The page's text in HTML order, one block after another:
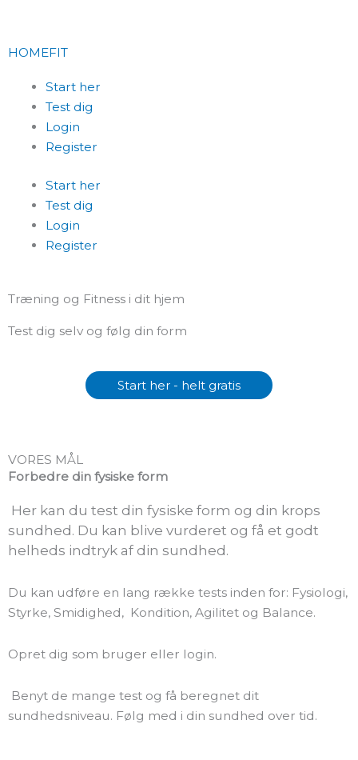
content
HOMEFIT
Start her
Test dig
Login
Register
Start her
Test dig
Login
Register
Træning og Fitness i dit hjem
Test dig selv og følg din form
Start her - helt gratis
VORES MÅL
Forbedre din fysiske form
Her kan du test din fysiske form og din krops
sundhed. Du kan blive vurderet og få et godt
helheds indtryk af din sundhed.
Du kan udføre en lang række tests inden for: Fysiologi,
Styrke, Smidighed, Kondition, Agilitet og Balance.
Opret dig som bruger eller login.
Benyt de mange test og få beregnet dit
sundhedsniveau. Følg med i din sundhed over tid.